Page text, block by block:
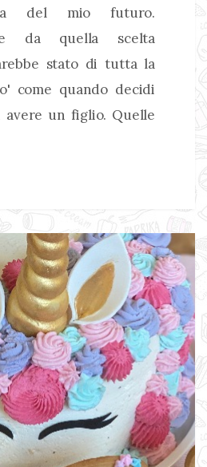
del mio futuro.
da quella scelta
stato di tutta la
come quando decidi
un figlio. Quelle